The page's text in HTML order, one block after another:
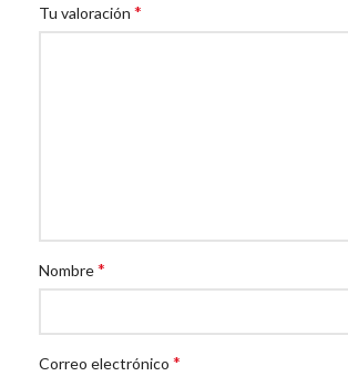
Tu valoración *
Nombre*
Correo electrónico *